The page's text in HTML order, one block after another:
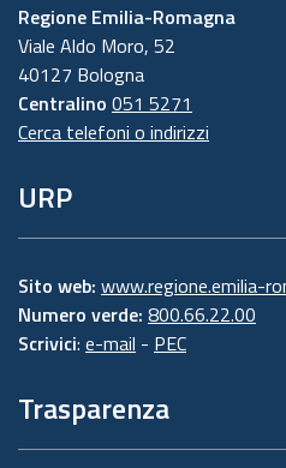
Regione Emilia-Romagna
Viale Aldo Moro, 52
40127 Bologna
Centralino 051 5271
Cerca telefoni o indirizzi
URP
Sito web: www.regione.emilia-
Numero verde: 800.66.22.00
Scrivici: e-mail - PEC
Trasparenza